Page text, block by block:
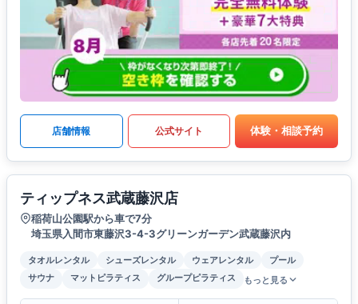
店舗情報 公式サイト 体験・相談予約
ティップネス武蔵藤沢店
稲荷山公園駅から車で7分
埼玉県入間市東藤沢3-4-3グリーンガーデン武蔵藤沢内
タオルレンタル シューズレンタル ウェアレンタル
プール
サウナ
マットピラティス グループピラティス もっと見る